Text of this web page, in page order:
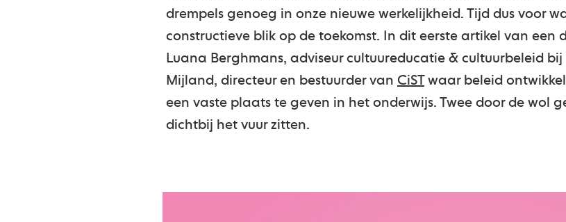
drempels genoeg in onze nieuwe werkelijkheid. Tijd dus voor
constructieve blik op de toekomst. In dit eerste artikel van een
Luana Berghmans, adviseur cultuureducatie & cultuurbeleid
Mijland, directeur en bestuurder van CiST waar beleid
een vaste plaats te geven in het onderwijs. Twee door de wol
dichtbij het vuur zitten.